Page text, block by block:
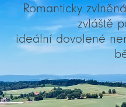
Romanticky
zvláště
ideální dovolené